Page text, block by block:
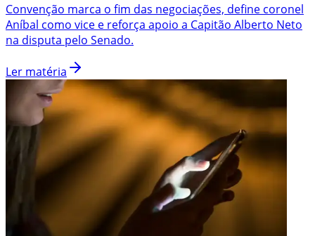
Convenção marca o fim das negociações, define coronel
Aníbal como vice e reforça apoio a Capitão Alberto Neto
na disputa pelo Senado.
Ler matéria